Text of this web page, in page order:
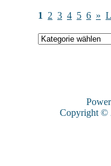
1 2 3 4 5 6 »
Copyright ©